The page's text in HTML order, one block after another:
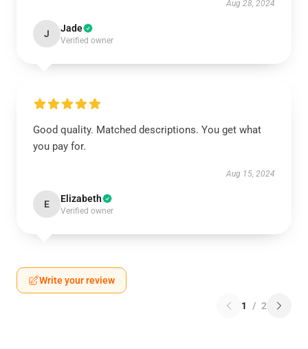
Aug 28, 2024
J Jade
Verified owner
Good quality. Matched descriptions. You get what
you pay for.
Aug 15, 2024
E Elizabeth
Verified owner
Write your review
1 / 2